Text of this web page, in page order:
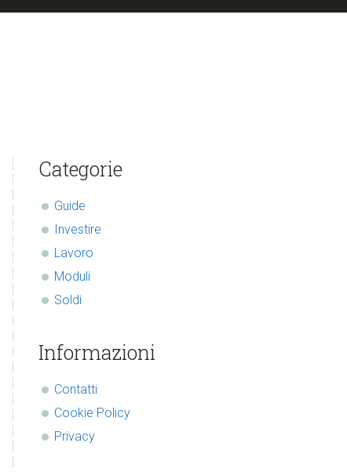
sidebar
Blog
Categorie
Guide
Investire
Lavoro
Moduli
Soldi
Informazioni
Contatti
Cookie Policy
Privacy